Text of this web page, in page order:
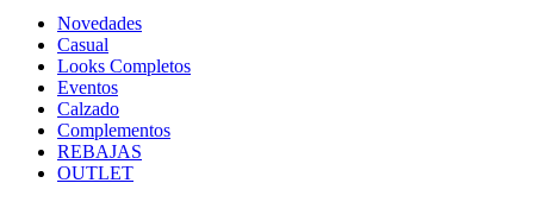
Novedades
Casual
Looks Completos
Eventos
Calzado
Complementos
REBAJAS
OUTLET